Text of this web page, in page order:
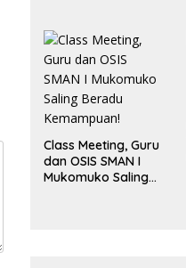
Class Meeting, Guru
dan OSIS SMAN I
Mukomuko Saling